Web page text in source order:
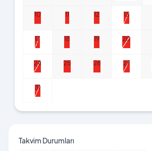
10 11 12 13
17 18 19 20
24 25 26 27
31
Takvim Durumları